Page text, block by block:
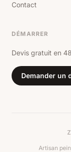
Contact
DÉMARRER
Devis gratuit en
Demander un
Artisan